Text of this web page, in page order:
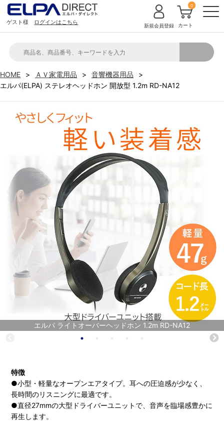
ゲスト様 ログインはこちら 新規会員登録 カート
0
HOME ＡＶ家電用品
音響機器用品
エルパ(ELPA) ステレオヘッドホン 開放型 1.2m RD-NA12
エルパ ライトオーバーヘッドホン 1.2m RD-NA12
特徴
●小型・軽量なオープンエアタイプ。耳への圧迫感が少なく、
長時間のリスニングに最適です。
●直径27mmの大型ドライバーユニットで、音声を臨場感豊かに
再生します。